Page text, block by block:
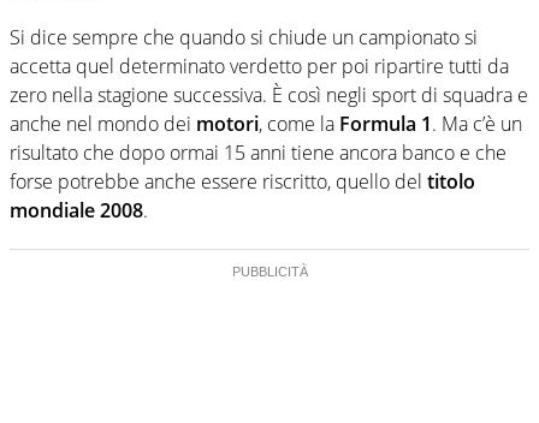
Si dice sempre che quando si chiude un campionato si
accetta quel determinato verdetto per poi ripartire tutti da
zero nella stagione successiva. È così negli sport di squadra e
anche nel mondo dei motori, come la Formula 1. Ma c’è un
risultato che dopo ormai 15 anni tiene ancora banco e che
forse potrebbe anche essere riscritto, quello del titolo
mondiale 2008.